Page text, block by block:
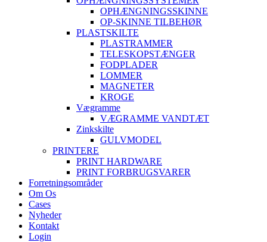
OPHÆNGNINGSSKINNE
OP-SKINNE TILBEHØR
PLASTSKILTE
PLASTRAMMER
TELESKOPSTÆNGER
FODPLADER
LOMMER
MAGNETER
KROGE
Vægramme
VÆGRAMME VANDTÆT
Zinkskilte
GULVMODEL
PRINTERE
PRINT HARDWARE
PRINT FORBRUGSVARER
Forretningsområder
Om Os
Cases
Nyheder
Kontakt
Login